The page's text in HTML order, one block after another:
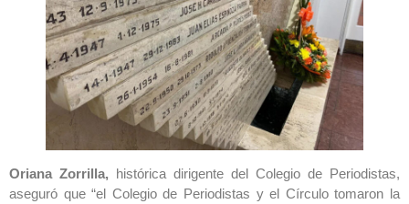
Oriana Zorrilla, histórica dirigente del Colegio de Periodistas,
aseguró que “el Colegio de Periodistas y el Círculo tomaron la